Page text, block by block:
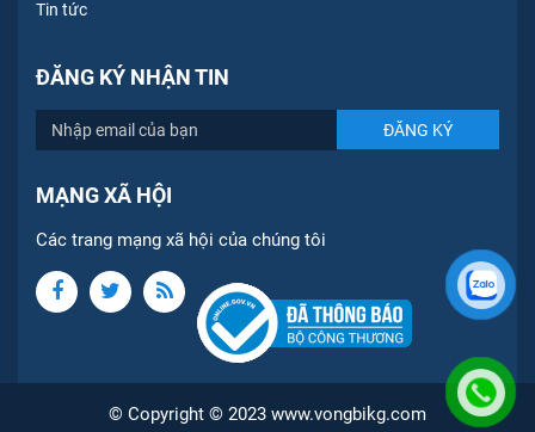
Tin tức
ĐĂNG KÝ NHẬN TIN
MẠNG XÃ HỘI
Các trang mạng xã hội của chúng tôi
© Copyright © 2023 www.vongbikg.com